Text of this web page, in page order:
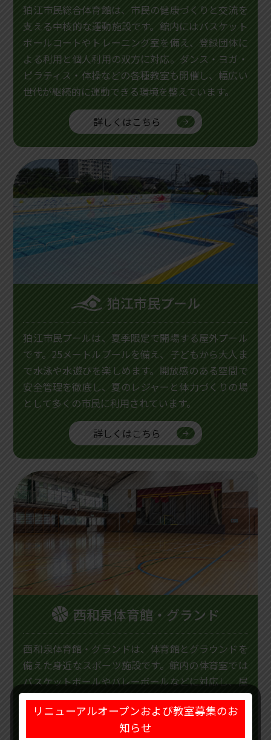
狛江市民総合体育館は、市民の健康づくりと交流を
支える中核的な運動施設です。館内にはバスケット
ボールコートやトレーニング室を備え、登録団体に
よる利用と個人利用の双方に対応。ダンス・ヨガ・
ピラティス・体操などの各種教室も開催し、幅広い
世代が継続的に運動できる環境を整えています。
詳しくはこちら
狛江市民プール
狛江市民プールは、夏季限定で開場する屋外プール
です。25メートルプールを備え、子どもから大人ま
で水泳や水遊びを楽しめます。開放感のある空間で
安全管理を徹底し、夏のレジャーと体力づくりの場
として多くの市民に利用されています。
詳しくはこちら
西和泉体育館・グランド
西和泉体育館・グランドは、体育館とグラウンドを
備えた身近なスポーツ施設です。館内の体育室では
バスケットボールやバレーボールなどに対応し、屋
外グラウンドでは各種球技や運動に利用できます。
詳しくはこちら
リニューアルオープンおよび教室募集のお
知らせ